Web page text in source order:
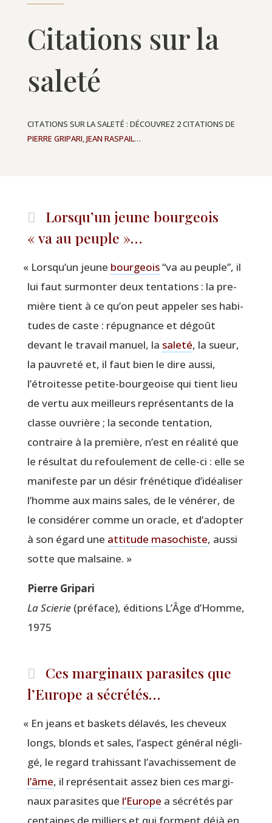
Citations sur la
saleté
CITATIONS SUR LA SALETÉ : DÉCOUVREZ 2 CITATIONS DE
PIERRE GRIPARI,JEAN RASPAIL…
Lorsqu’un jeune bourgeois
« va au peuple »…
« Lorsqu’un jeune bour­geois“va au peuple”, il
lui faut sur­mon­ter deux ten­ta­tions : la pre­
mière tient à ce qu’on peut appe­ler ses habi­
tudes de caste : répu­gnance et dégoût
devant le tra­vail manuel, la sale­té, la sueur,
la pau­vre­té et, il faut bien le dire aus­si,
l’étroitesse petite-bour­geoise qui tient lieu
de ver­tu aux meilleurs repré­sen­tants de la
classe ouvrière ; la seconde ten­ta­tion,
contraire à la pre­mière, n’est en réa­li­té que
le résul­tat du refou­le­ment de celle-ci : elle se
mani­feste par un désir fré­né­tique d’idéaliser
l’homme aux mains sales, de le véné­rer, de
le consi­dé­rer comme un oracle, et d’adopter
à son égard une atti­tude maso­chiste, aus­si
sotte que malsaine. »
Pierre Gri­pa­ri
La Scie­rie (pré­face), édi­tions L’Âge d’Homme,
1975
Ces marginaux parasites que
l’Europe a sécrétés…
« En jeans et bas­kets déla­vés, les che­veux
longs, blonds et sales, l’aspect géné­ral négli­
gé, le regard tra­his­sant l’avachissement de
l’âme, il repré­sen­tait assez bien ces mar­gi­
naux para­sites que l’Europe a sécré­tés par
cen­taines de mil­liers et qui forment déjà en